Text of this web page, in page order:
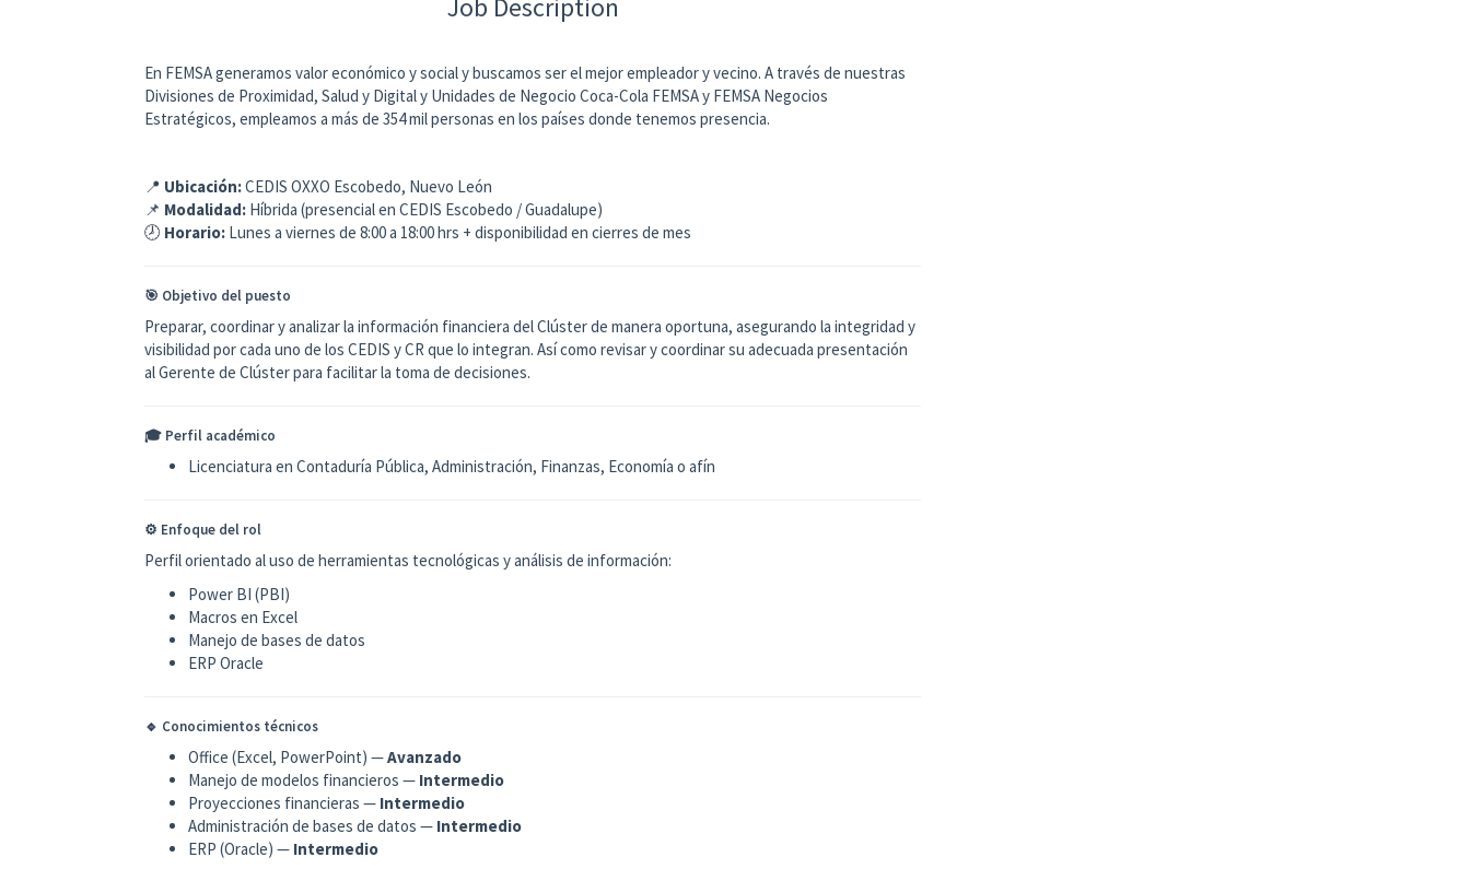
Job Description
En FEMSA generamos valor económico y social y buscamos ser el mejor empleador y vecino. A través de nuestras
Divisiones de Proximidad, Salud y Digital y Unidades de Negocio Coca-Cola FEMSA y FEMSA Negocios
Estratégicos, empleamos a más de 354 mil personas en los países donde tenemos presencia.
📍 Ubicación:CEDIS OXXO Escobedo, Nuevo León
📌 Modalidad: Híbrida (presencial en CEDIS Escobedo / Guadalupe)
🕗 Horario: Lunes a viernes de 8:00 a 18:00 hrs + disponibilidad en cierres de mes
🎯 Objetivo del puesto
Preparar, coordinar y analizar la información financiera del Clúster de manera oportuna, asegurando la integridad y
visibilidad por cada uno de los CEDIS y CR que lo integran. Así como revisar y coordinar su adecuada presentación
al Gerente de Clúster para facilitar la toma de decisiones.
🎓 Perfil académico
Licenciatura en Contaduría Pública, Administración, Finanzas, Economía o afín
⚙️ Enfoque del rol
Perfil orientado al uso de herramientas tecnológicas y análisis de información:
Power BI (PBI)
Macros en Excel
Manejo de bases de datos
ERP Oracle
🔹 Conocimientos técnicos
Office (Excel, PowerPoint) —Avanzado
Manejo de modelos financieros — Intermedio
Proyecciones financieras — Intermedio
Administración de bases de datos — Intermedio
ERP (Oracle) — Intermedio